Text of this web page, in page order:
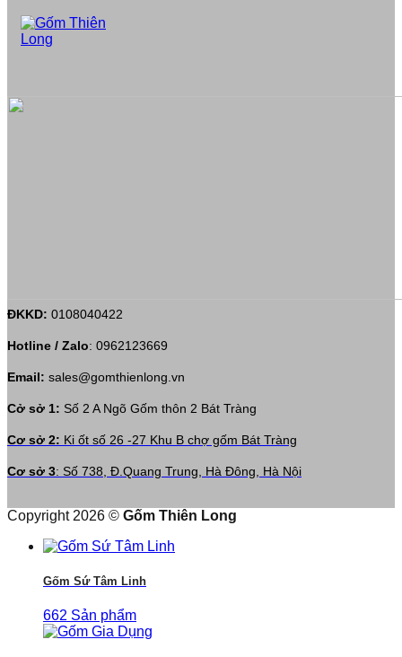
ĐKKD: 0108040422
Hotline / Zalo: 0962123669
Email: sales@gomthienlong.vn
Cở sở 1: Số 2 A Ngõ Gốm thôn 2 Bát Tràng
Cơ sở 2: Ki ốt số 26 -27 Khu B chợ gốm Bát Tràng
Cơ sở 3: Số 738, Đ.Quang Trung, Hà Đông, Hà Nội
Copyright 2026 © Gốm Thiên Long
Gốm Sứ Tâm Linh
662 Sản phẩm